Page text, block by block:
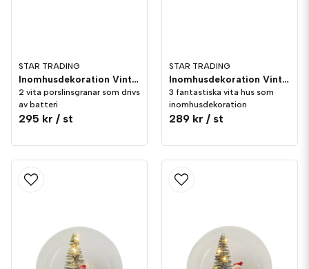
STAR TRADING
Inomhusdekoration Vinter Vita Julgranar
2 vita porslinsgranar som drivs
av batteri
295 kr / st
STAR TRADING
Inomhusdekoration Vinter Vitt Hus 3st Porslin
3 fantastiska vita hus som
inomhusdekoration
289 kr / st